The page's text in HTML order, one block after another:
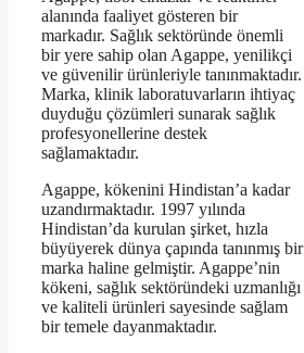
alanında faaliyet gösteren bir
markadır. Sağlık sektöründe önemli
bir yere sahip olan Agappe, yenilikçi
ve güvenilir ürünleriyle tanınmaktadır.
Marka, klinik laboratuvarların ihtiyaç
duyduğu çözümleri sunarak sağlık
profesyonellerine destek
sağlamaktadır.
Agappe, kökenini Hindistan’a kadar
uzandırmaktadır. 1997 yılında
Hindistan’da kurulan şirket, hızla
büyüyerek dünya çapında tanınmış bir
marka haline gelmiştir. Agappe’nin
kökeni, sağlık sektöründeki uzmanlığı
ve kaliteli ürünleri sayesinde sağlam
bir temele dayanmaktadır.